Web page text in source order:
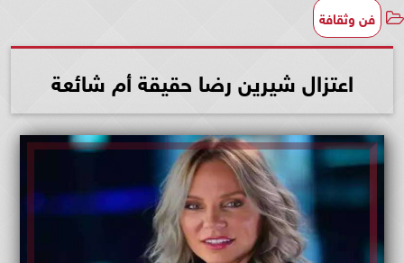
فن وثقافة
اعتزال شيرين رضا حقيقة أم شائعة